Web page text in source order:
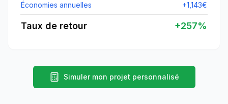
Économies annuelles +1,143€
Taux de retour +257%
Simuler mon projet personnalisé